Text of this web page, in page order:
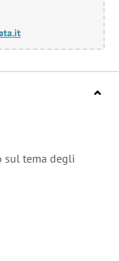
sul tema degli